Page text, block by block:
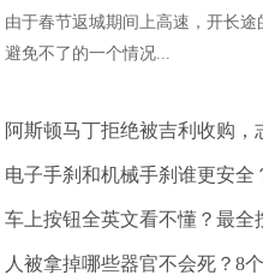
由于春节返城期间上高速，开长途
避免不了的一个情况...
阿斯顿马丁拒绝被吉利收购，
电子手刹和机械手刹谁更安全
车上按钮全英文看不懂？最全
人被拿掉哪些器官不会死？8